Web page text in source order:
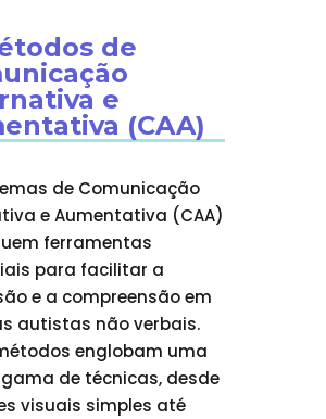
de
e
(CAA)
de Comunicação
e Aumentativa (CAA)
ferramentas
para facilitar a
e a compreensão em
autistas não verbais.
englobam uma
de técnicas, desde
visuais simples até